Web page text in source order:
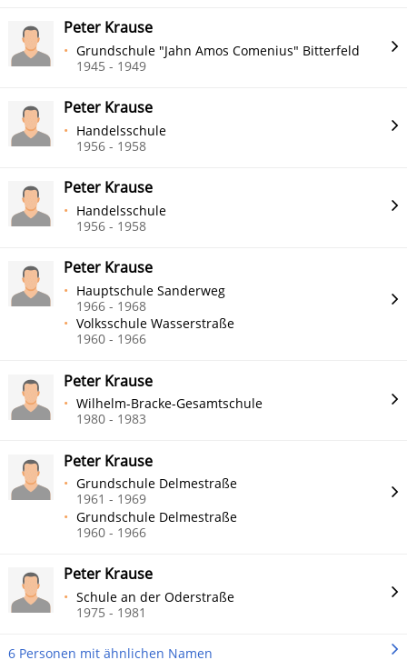
Peter Krause
Grundschule "Jahn Amos Comenius" Bitterfeld
1945 - 1949
Peter Krause
Handelsschule
1956 - 1958
Peter Krause
Handelsschule
1956 - 1958
Peter Krause
Hauptschule Sanderweg
1966 - 1968
Volksschule Wasserstraße
1960 - 1966
Peter Krause
Wilhelm-Bracke-Gesamtschule
1980 - 1983
Peter Krause
Grundschule Delmestraße
1961 - 1969
Grundschule Delmestraße
1960 - 1966
Peter Krause
Schule an der Oderstraße
1975 - 1981
6 Personen mit ähnlichen Namen